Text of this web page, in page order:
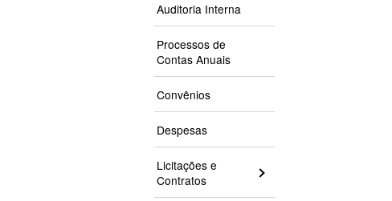
Auditoria Interna
Processos de
Contas Anuais
Convênios
Despesas
Licitações e
Contratos